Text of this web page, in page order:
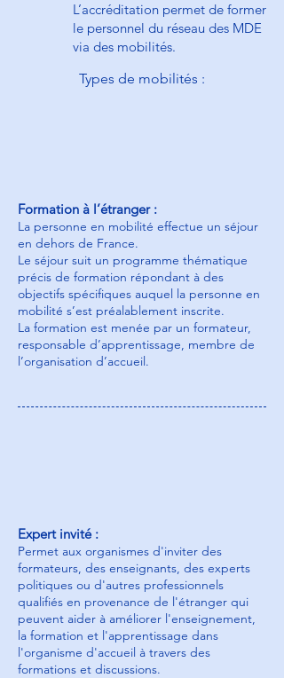
L’accréditation permet de former
le personnel du réseau des MDE
via des mobilités.
Types de mobilités :
Formation à l’étranger :
La personne en mobilité effectue un séjour
en dehors de France.
Le séjour suit un programme thématique
précis de formation répondant à des
objectifs spécifiques auquel la personne en
mobilité s’est préalablement inscrite.
La formation est menée par un formateur,
responsable d’apprentissage, membre de
l’organisation d’accueil.
Expert invité :
Permet aux organismes d'inviter des
formateurs, des enseignants, des experts
politiques ou d'autres professionnels
qualifiés en provenance de l'étranger qui
peuvent aider à améliorer l'enseignement,
la formation et l'apprentissage dans
l'organisme d'accueil à travers des
formations et discussions.